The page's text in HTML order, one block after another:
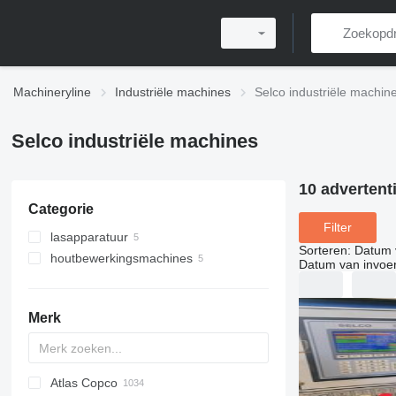
Machineryline Industriële machines Selco industriële
Selco industriële machines
Categorie
lasapparatuur
lasmachines
houtbewerkingsmachines
Merk
PDS
APD
AB
Ensis
VZ
AG3
Atlas Copco
10
Filter
Sorteren: Datum
Datum van